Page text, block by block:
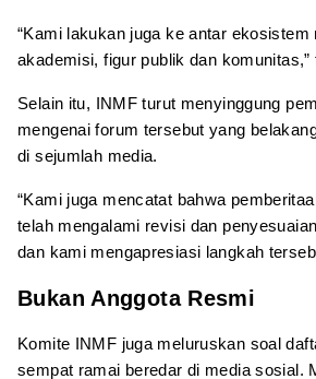
“Kami lakukan juga ke antar ekosistem
akademisi, figur publik dan
Selain itu, INMF turut menyinggung
mengenai forum tersebut yang
di sejumlah media.
“Kami juga mencatat bahwa
telah mengalami revisi dan
dan kami mengapresiasi langkah
Bukan Anggota Resmi
Komite INMF juga meluruskan soal
sempat ramai beredar di media sosial.